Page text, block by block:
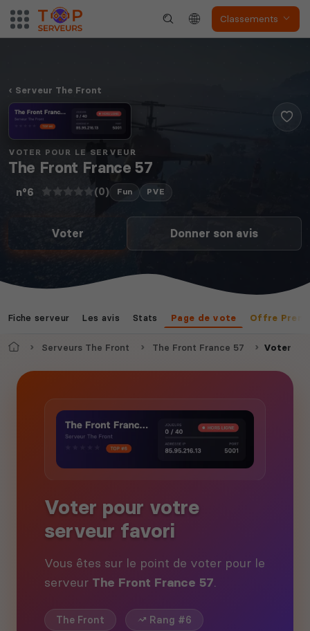
Classements
Serveur The Front
VOTER POUR LE SERVEUR
The Front France 57
n°6 (0) Fun PVE
Voter Donner son avis
Fiche serveur Les avis Stats Page de vote Offre
AccueilServeurs The Front The Front France 57 Voter
Voter pour votre
serveur favori
Vous êtes sur le point de voter pour le
serveur The Front France 57.
The Front Rang #6